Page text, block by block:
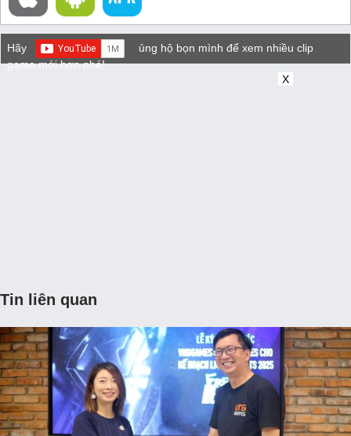
Hãy
ủng hộ bọn mình để xem nhiều clip
game mới hơn nhé!
X
Tin liên quan